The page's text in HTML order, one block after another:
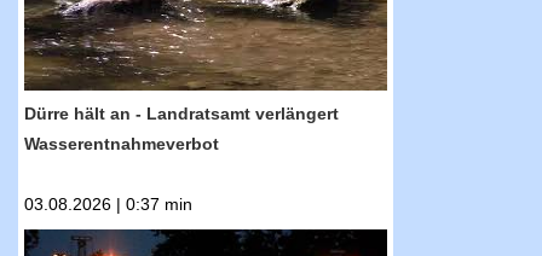
Dürre hält an - Landratsamt verlängert
Wasserentnahmeverbot
03.08.2026 | 0:37 min